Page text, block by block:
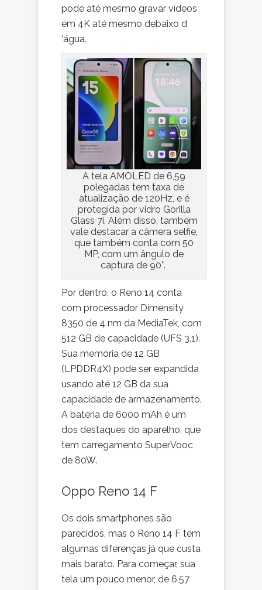
pode até mesmo gravar vídeos
em 4K até mesmo debaixo d
‘água.
A tela AMOLED de 6,59
polegadas tem taxa de
atualização de 120Hz, e é
protegida por vidro Gorilla
Glass 7i. Além disso, também
vale destacar a câmera selfie,
que também conta com 50
MP, com um ângulo de
captura de 90°.
Por dentro, o Reno 14 conta
com processador Dimensity
8350 de 4 nm da MediaTek, com
512 GB de capacidade (UFS 3.1).
Sua memória de 12 GB
(LPDDR4X) pode ser expandida
usando até 12 GB da sua
capacidade de armazenamento.
A bateria de 6000 mAh é um
dos destaques do aparelho, que
tem carregamento SuperVooc
de 80W.
Oppo Reno 14 F
Os dois smartphones são
parecidos, mas o Reno 14 F tem
algumas diferenças já que custa
mais barato. Para começar, sua
tela um pouco menor, de 6,57